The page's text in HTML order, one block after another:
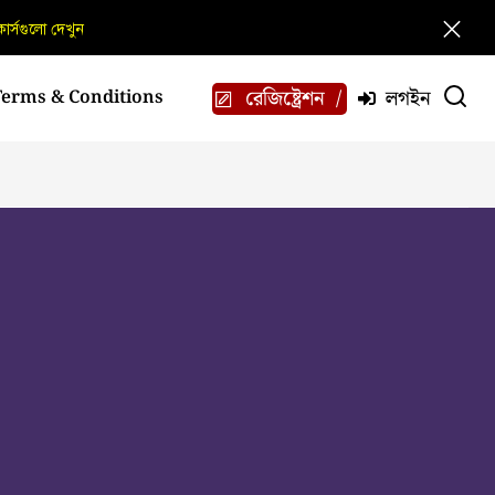
দেখুন
& Conditions রেজিষ্ট্রেশন লগইন